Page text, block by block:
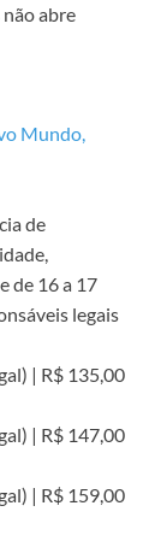
abre
Mundo,
de
de 16 a 17
legais
| R$ 135,00
| R$ 147,00
| R$ 159,00